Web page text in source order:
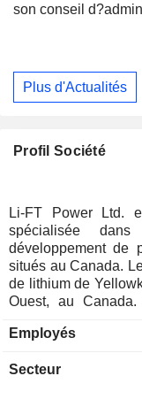
son conseil
Plus d'Actualités
Profil Société
Li-FT Power Ltd.
spécialisée
développement de
situés au Canada.
de lithium de
Ouest, au
majeure partie
également une
Employés
Secteur